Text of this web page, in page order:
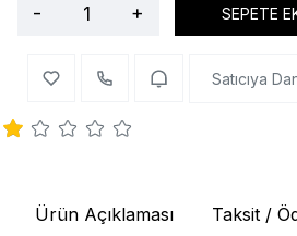
- + SEPETE
Satıcıya
Ürün Açıklaması Taksit /